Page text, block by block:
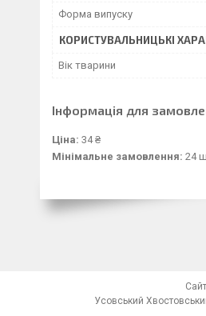
Форма випуску
КОРИСТУВАЛЬНИЦЬКІ
Вік тварини
Інформація для
Ціна: 34 ₴
Мінімальне замовлення: 24